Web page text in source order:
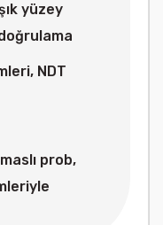
yüzey
NDT
prob,